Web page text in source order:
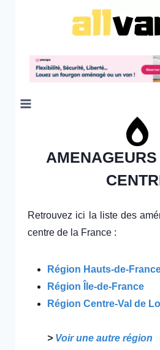
Retrouvez ici la liste des
centre de la France :
Région Hauts-de-
Région Île-de-France
Région Centre-Val de
> Voir une autre région